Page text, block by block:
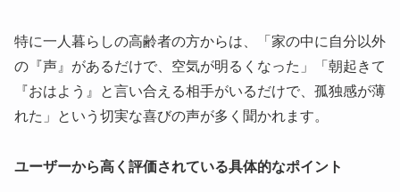
特に一人暮らしの高齢者の方からは、「家の中に自分以外
の『声』があるだけで、空気が明るくなった」「朝起きて
『おはよう』と言い合える相手がいるだけで、孤独感が薄
れた」という切実な喜びの声が多く聞かれます。
ユーザーから高く評価されている具体的なポイント